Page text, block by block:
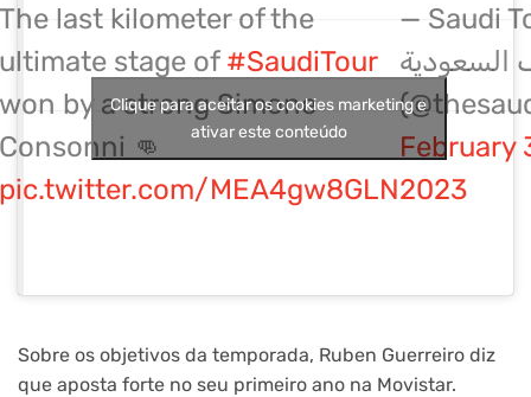
last kilometer of the
stage of #SaudiTour
by a strong Simone
👊
MEA4gw8GLN
— Saudi
السعودية
February
2023
Clique para aceitar os cookies marketing e
ativar este conteúdo
Sobre os objetivos da temporada, Ruben Guerreiro diz
que aposta forte no seu primeiro ano na Movistar.